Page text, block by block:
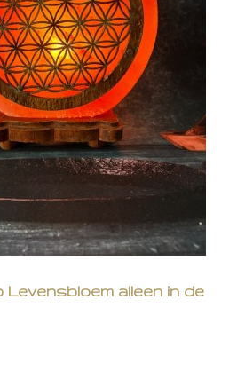
Levensbloem alleen in de